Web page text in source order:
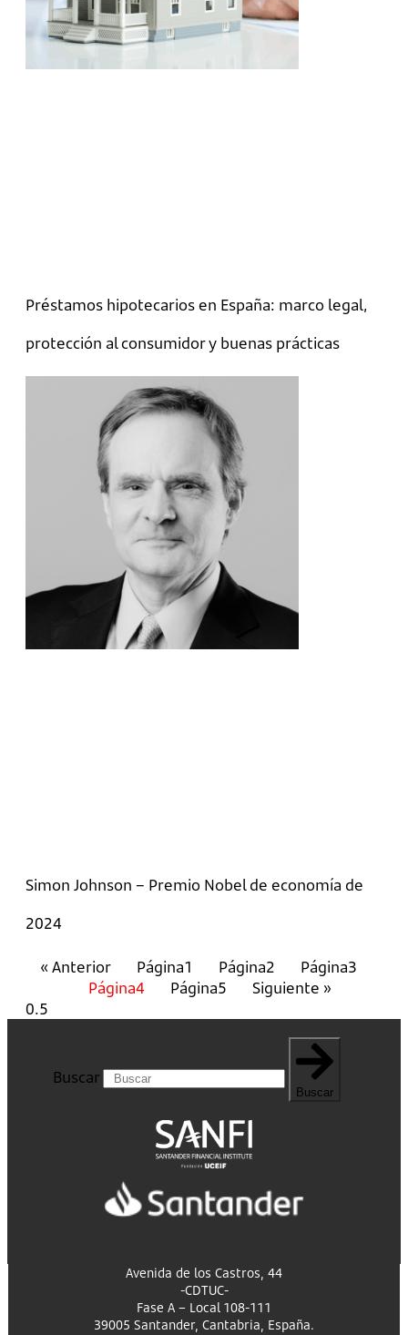
Préstamos hipotecarios en España: marco legal,
protección al consumidor y buenas prácticas
Simon Johnson – Premio Nobel de economía de
2024
« Anterior Página1 Página2 Página3
Página4 Página5 Siguiente »
Buscar
Buscar
Avenida de los Castros, 44
-CDTUC-
Fase A – Local 108-111
39005 Santander, Cantabria, España.